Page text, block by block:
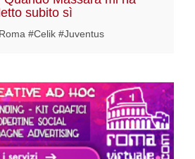
subito sì
#Celik #Juventus